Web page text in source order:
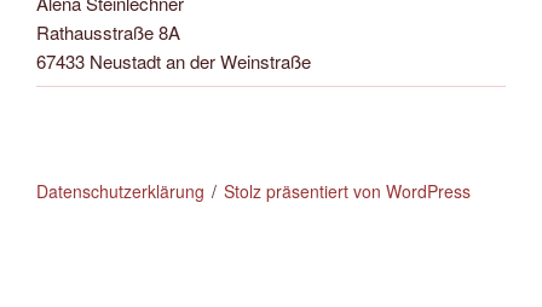
Rathausstraße 8A
67433 Neustadt an der Weinstraße
Datenschutzerklärung Stolz präsentiert von WordPress